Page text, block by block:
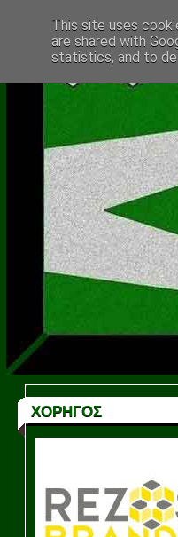
ΧΟΡΗΓΟΣ
This site uses
are shared with
statistics, and to